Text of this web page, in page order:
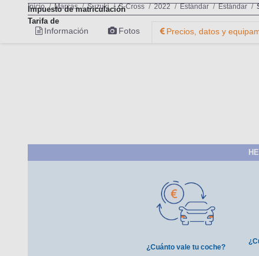
Inicio Marcas Suzuki S-Cross 2022 Estándar Estándar
IVA
Impuesto de matriculación
Tarifa de